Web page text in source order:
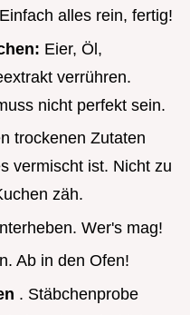
alles rein, fertig!
Eier, Öl,
verrühren.
nicht perfekt sein.
trockenen Zutaten
vermischt ist. Nicht zu
zäh.
Wer's mag!
Ab in den Ofen!
. Stäbchenprobe